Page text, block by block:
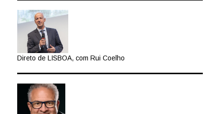
Direto de LISBOA, com Rui Coelho